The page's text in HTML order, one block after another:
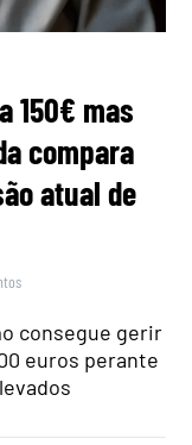
150€ mas
compara
atual de
consegue gerir
euros perante